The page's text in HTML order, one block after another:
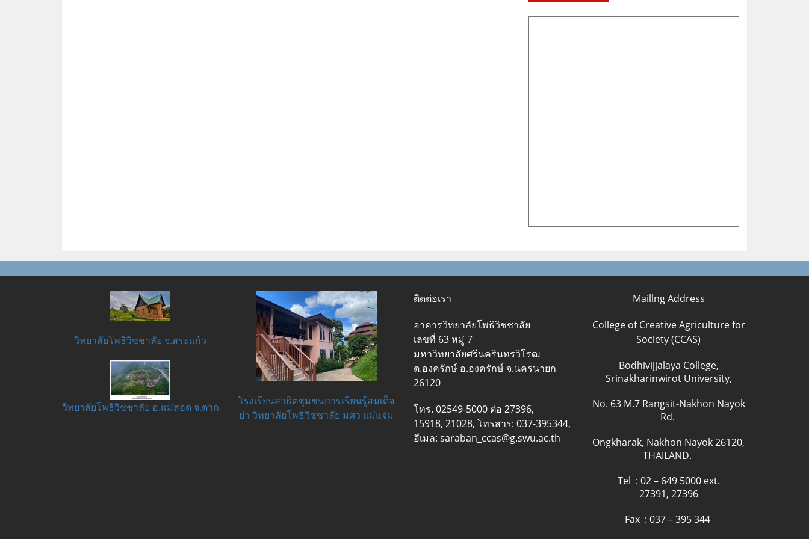
วิทยาลัยโพธิวิชชาลัย จ.สระแก้ว
วิทยาลัยโพธิวิชชาลัย อ.แม่สอด จ.ตาก
โรงเรียนสาธิตชุมชนการเรียนรู้สมเด็จ
ย่า วิทยาลัยโพธิวิชชาลัย มศว แม่แจ่ม
ติดต่อเรา
อาคารวิทยาลัยโพธิวิชชาลัย
เลขที่ 63 หมู่ 7
มหาวิทยาลัยศรีนครินทรวิโรฒ
ต.องครักษ์ อ.องครักษ์ จ.นครนายก
26120
โทร. 02549-5000 ต่อ 27396,
15918, 21028, โทรสาร: 037-395344,
อีเมล: saraban_ccas@g.swu.ac.th
Maillng Address
College of Creative Agriculture for
Society (CCAS)
Bodhivijjalaya College,
Srinakharinwirot University,
No. 63 M.7 Rangsit-Nakhon Nayok
Rd.
Ongkharak, Nakhon Nayok 26120,
THAILAND.
Tel : 02 – 649 5000 ext.
27391, 27396
Fax : 037 – 395 344